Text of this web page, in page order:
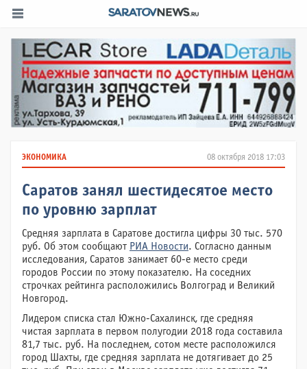
08 октября 2018 17:03
ЭКОНОМИКА
Саратов занял шестидесятое место
по уровню зарплат
Средняя зарплата в Саратове достигла цифры 30 тыс. 570
руб. Об этом сообщают РИА Новости. Согласно данным
исследования, Саратов занимает 60-е место среди
городов России по этому показателю. На соседних
строчках рейтинга расположились Волгоград и Великий
Новгород.
Лидером списка стал Южно-Сахалинск, где средняя
чистая зарплата в первом полугодии 2018 года составила
81,7 тыс. руб. На последнем, сотом месте расположился
город Шахты, где средняя зарплата не дотягивает до 25